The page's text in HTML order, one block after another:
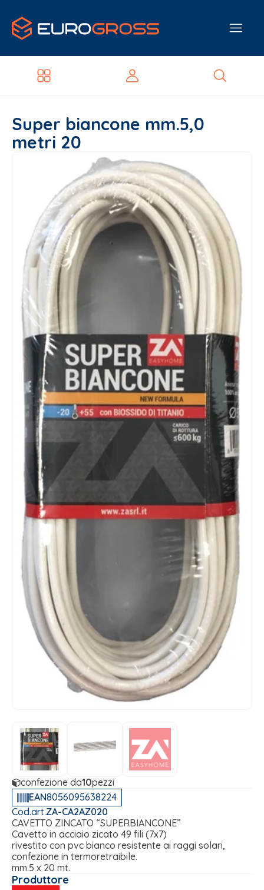
Super biancone mm.5,0
metri 20
confezione da10pezzi
EAN8056095638224
Cod.art.ZA-CA2AZ020
CAVETTO ZINCATO “SUPERBIANCONE”
Cavetto in acciaio zicato 49 fili (7x7)
rivestito con pvc bianco resistente ai raggi solari,
confezione in termoretraibile.
mm.5 x 20 mt.
Produttore